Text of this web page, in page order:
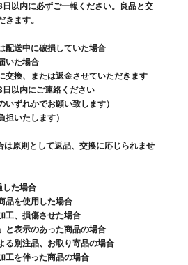
以内に必ずご一報ください。良品と交
ます。
配送中に破損していた場合
いた場合
交換、または返金させていただきます
日以内にご連絡ください
ずれかでお願い致します）
いたします）
原則として返品、交換に応じられませ
した場合
品を使用した場合
工、損傷させた場合
と表示のあった商品の場合
る別注品、お取り寄品の場合
工を伴った商品の場合